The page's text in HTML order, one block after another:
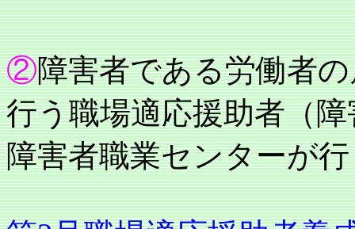
②障害者である労働者
行う職場適応援助者（
障害者職業センターが